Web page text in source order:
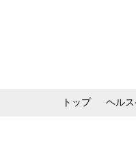
トップ ヘル